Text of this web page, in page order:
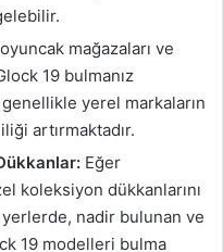
mağazaları ve
19 bulmanız
yerel markaların
artırmaktadır.
Eğer
koleksiyon dükkanlarını
nadir bulunan ve
19 modelleri bulma